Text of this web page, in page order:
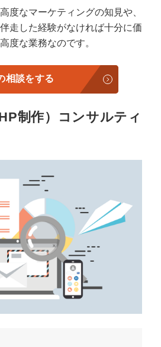
度なマーケティングの知見や、
走した経験がなければ十分に価
度な業務なのです。
相談をする
制作）コンサルティ